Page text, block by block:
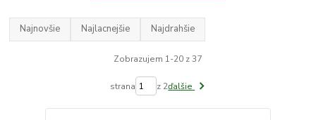
Najnovšie Najlacnejšie Najdrahšie
Zobrazujem 1-20 z 37
strana z 2ďalšie